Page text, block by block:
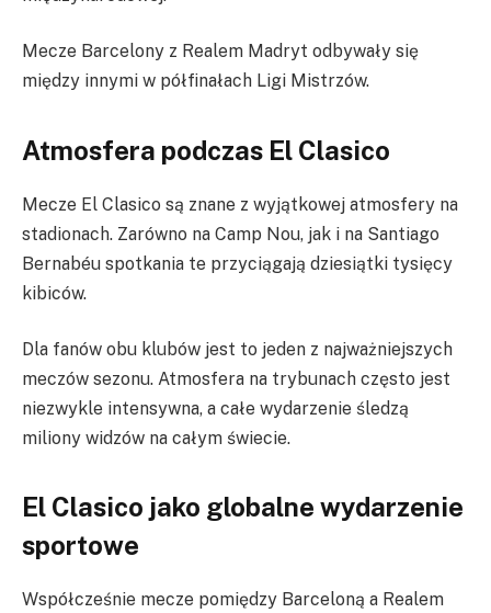
Mecze Barcelony z Realem Madryt odbywały się
między innymi w półfinałach Ligi Mistrzów.
Atmosfera podczas El Clasico
Mecze El Clasico są znane z wyjątkowej atmosfery na
stadionach. Zarówno na Camp Nou, jak i na Santiago
Bernabéu spotkania te przyciągają dziesiątki tysięcy
kibiców.
Dla fanów obu klubów jest to jeden z najważniejszych
meczów sezonu. Atmosfera na trybunach często jest
niezwykle intensywna, a całe wydarzenie śledzą
miliony widzów na całym świecie.
El Clasico jako globalne wydarzenie
sportowe
Współcześnie mecze pomiędzy Barceloną a Realem